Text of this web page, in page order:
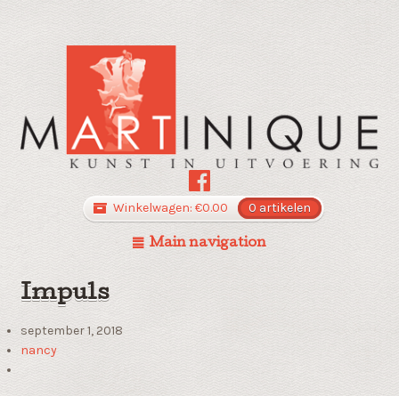
Winkelwagen: €0.00 0 artikelen
Main navigation
Impuls
september 1, 2018
nancy